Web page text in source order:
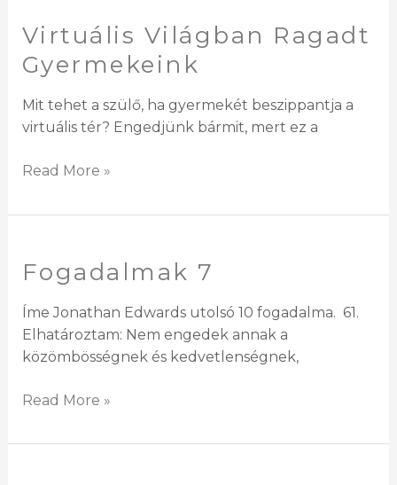
Virtuális Világban Ragadt
Gyermekeink
Mit tehet a szülő, ha gyermekét beszippantja a
virtuális tér? Engedjünk bármit, mert ez a
Virtuális
Világban
Ragadt
Gyermekeink
Read More »
Fogadalmak 7
Íme Jonathan Edwards utolsó 10 fogadalma. 61.
Elhatároztam: Nem engedek annak a
közömbösségnek és kedvetlenségnek,
Fogadalmak
Read More »